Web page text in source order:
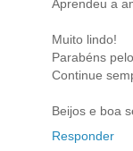
Aprendeu a
Muito lindo!
Parabéns
Continue
Beijos e boa
Responder